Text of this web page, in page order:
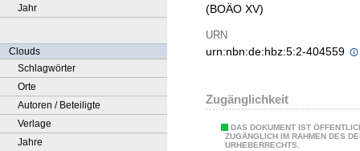
Jahr
Clouds
Schlagwörter
Orte
Autoren / Beteiligte
Verlage
Jahre
(BOÄO XV)
URN
urn:nbn:de:hbz:5:2-404559
Zugänglichkeit
DAS DOKUMENT IST
ZUGÄNGLICH IM RAHMEN DES
URHEBERRECHTS.